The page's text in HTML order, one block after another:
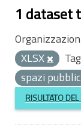
1 dataset
XLSX
spazi
RISULTATO